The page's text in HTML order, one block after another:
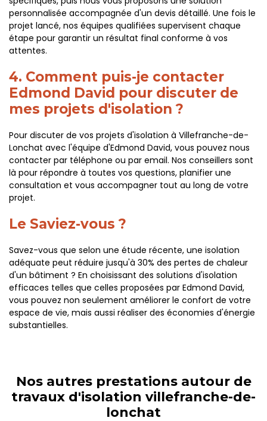
personnalisée accompagnée d'un devis détaillé. Une fois le
projet lancé, nos équipes qualifiées supervisent chaque
étape pour garantir un résultat final conforme à vos
attentes.
4. Comment puis-je contacter
Edmond David pour discuter de
mes projets d'isolation ?
Pour discuter de vos projets d'isolation à Villefranche-de-
Lonchat avec l'équipe d'Edmond David, vous pouvez nous
contacter par téléphone ou par email. Nos conseillers sont
là pour répondre à toutes vos questions, planifier une
consultation et vous accompagner tout au long de votre
projet.
Le Saviez-vous ?
Savez-vous que selon une étude récente, une isolation
adéquate peut réduire jusqu'à 30% des pertes de chaleur
d'un bâtiment ? En choisissant des solutions d'isolation
efficaces telles que celles proposées par Edmond David,
vous pouvez non seulement améliorer le confort de votre
espace de vie, mais aussi réaliser des économies d'énergie
substantielles.
Nos autres prestations autour de
travaux d'isolation villefranche-de-
lonchat